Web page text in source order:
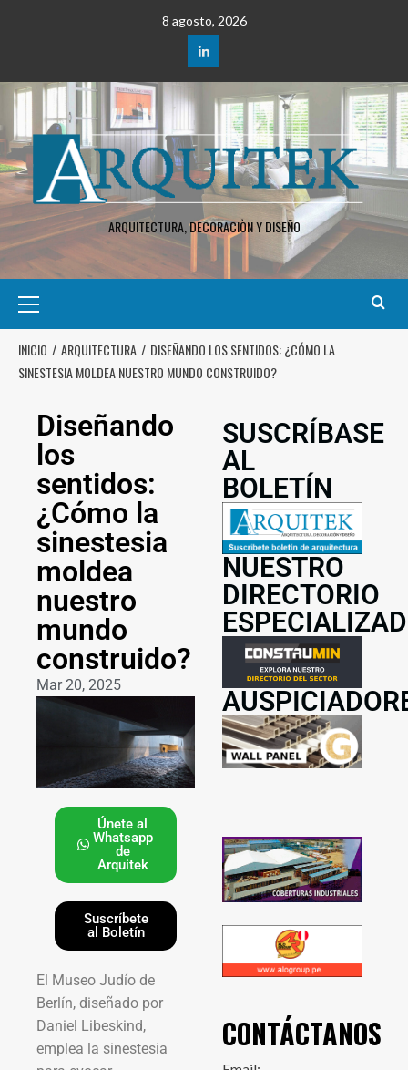
8 agosto, 2026
ARQUITECTURA, DECORACIÒN Y DISEÑO
INICIO ARQUITECTURA
DISEÑANDO LOS SENTIDOS: ¿CÓMO LA
SINESTESIA MOLDEA NUESTRO MUNDO CONSTRUIDO?
Diseñando
los
sentidos:
¿Cómo la
sinestesia
moldea
nuestro
mundo
construido?
Mar 20, 2025
Únete al
Whatsapp
de
Arquitek
Suscríbete
al Boletín
El Museo Judío de
Berlín, diseñado por
Daniel Libeskind,
emplea la sinestesia
SUSCRÍBASE
AL
BOLETÍN
NUESTRO
DIRECTORIO
CONTÁCTANOS